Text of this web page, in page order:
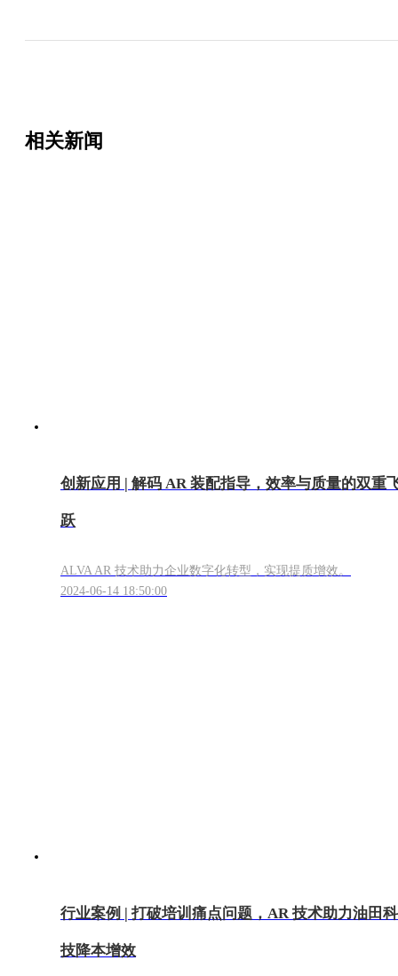
相关新闻
创新应用 | 解码 AR 装配指导，效率与质量的双重
跃
ALVA AR 技术助力企业数字化转型，实现提质增效。
2024-06-14 18:50:00
行业案例 | 打破培训痛点问题，AR 技术助力油田科
技降本增效